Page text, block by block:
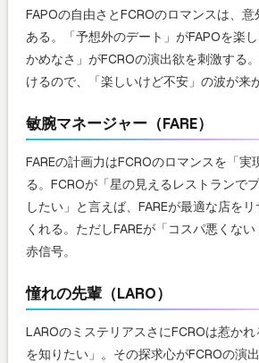
FAPOの自由さとFCROのロマンスは、
ある。「予想外のデート」がFAPOを楽
かめなさ」がFCROの演出欲を刺激する
けるので、「楽しいけど不安」の波が来
敏腕マネージャー（FARE）
FAREの計画力はFCROのロマンスを「実
る。FCROが「星の見えるレストランで
したい」と言えば、FAREが最適な店を
くれる。ただしFAREが「コスパ悪くな
赤信号。
憧れの先輩（LARO）
LAROのミステリアスさにFCROは惹か
を知りたい」。その探求心がFCROの演